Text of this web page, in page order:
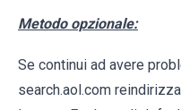
Metodo opzionale:
Se continui ad avere
search.aol.com